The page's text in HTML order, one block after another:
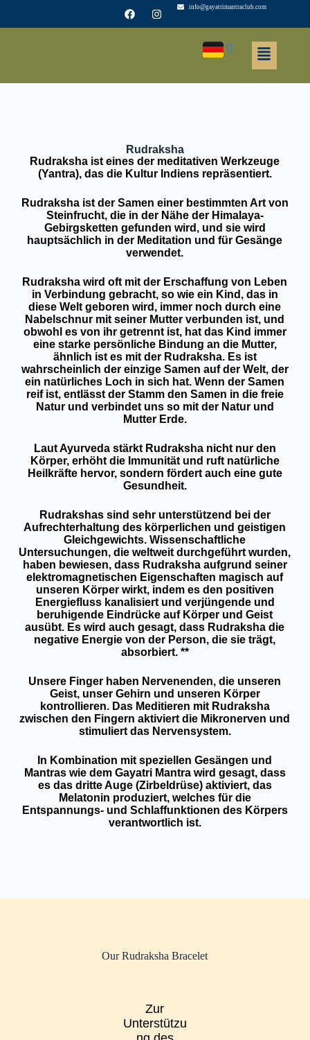
info@gayatrimantraclub.com
Rudraksha
Rudraksha ist eines der meditativen Werkzeuge
(Yantra), das die Kultur Indiens repräsentiert.
Rudraksha ist der Samen einer bestimmten Art von
Steinfrucht, die in der Nähe der Himalaya-
Gebirgsketten gefunden wird, und sie wird
hauptsächlich in der Meditation und für Gesänge
verwendet.
Rudraksha wird oft mit der Erschaffung von Leben
in Verbindung gebracht, so wie ein Kind, das in
diese Welt geboren wird, immer noch durch eine
Nabelschnur mit seiner Mutter verbunden ist, und
obwohl es von ihr getrennt ist, hat das Kind immer
eine starke persönliche Bindung an die Mutter,
ähnlich ist es mit der Rudraksha. Es ist
wahrscheinlich der einzige Samen auf der Welt, der
ein natürliches Loch in sich hat. Wenn der Samen
reif ist, entlässt der Stamm den Samen in die freie
Natur und verbindet uns so mit der Natur und
Mutter Erde.
Laut Ayurveda stärkt Rudraksha nicht nur den
Körper, erhöht die Immunität und ruft natürliche
Heilkräfte hervor, sondern fördert auch eine gute
Gesundheit.
Rudrakshas sind sehr unterstützend bei der
Aufrechterhaltung des körperlichen und geistigen
Gleichgewichts. Wissenschaftliche
Untersuchungen, die weltweit durchgeführt wurden,
haben bewiesen, dass Rudraksha aufgrund seiner
elektromagnetischen Eigenschaften magisch auf
unseren Körper wirkt, indem es den positiven
Energiefluss kanalisiert und verjüngende und
beruhigende Eindrücke auf Körper und Geist
ausübt. Es wird auch gesagt, dass Rudraksha die
negative Energie von der Person, die sie trägt,
absorbiert. **
Unsere Finger haben Nervenenden, die unseren
Geist, unser Gehirn und unseren Körper
kontrollieren. Das Meditieren mit Rudraksha
zwischen den Fingern aktiviert die Mikronerven und
stimuliert das Nervensystem.
In Kombination mit speziellen Gesängen und
Mantras wie dem Gayatri Mantra wird gesagt, dass
es das dritte Auge (Zirbeldrüse) aktiviert, das
Melatonin produziert, welches für die
Entspannungs- und Schlaffunktionen des Körpers
verantwortlich ist.
Our Rudraksha Bracelet​​
Zur
Unterstützu